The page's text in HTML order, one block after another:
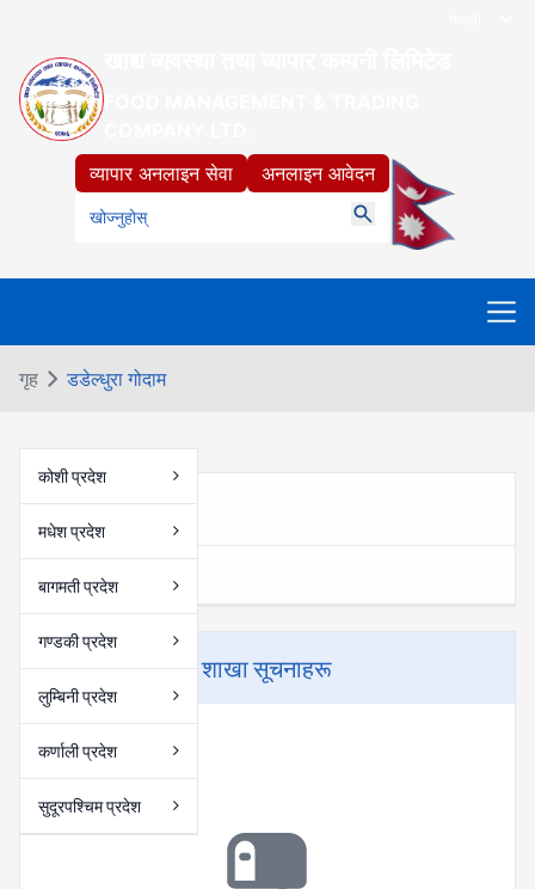
FOOD MANAGEMENT & TRADING
व्यापार अनलाइन सेवा
अनलाइन आवेदन
गृह डडेल्धुरा गोदाम
कोशी प्रदेश
मधेश प्रदेश
बागमती प्रदेश
गण्डकी प्रदेश
लुम्बिनी प्रदेश
कर्णाली प्रदेश
सुदूरपश्चिम प्रदेश
परिचय
शाखा सूचनाहरू